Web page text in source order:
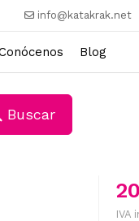
info@katakrak.net
Blog
Buscar
IVA